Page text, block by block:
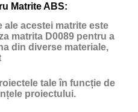
Matrite ABS:
acestei matrite este
matrita D0089 pentru a
din diverse materiale,
tale în funcție de
proiectului.